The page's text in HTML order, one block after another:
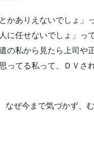
ありえないでしょ」
に任せないでしょ」っ
私から見たら上司や
ってる私って、ＤＶさ
ぜ今まで気づかず、